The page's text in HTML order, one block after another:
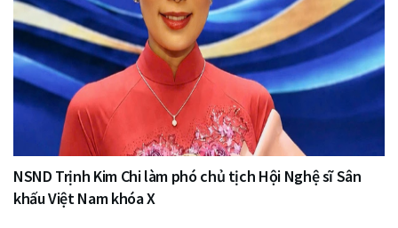
NSND Trịnh Kim Chi làm phó chủ tịch Hội Nghệ sĩ Sân
khấu Việt Nam khóa X